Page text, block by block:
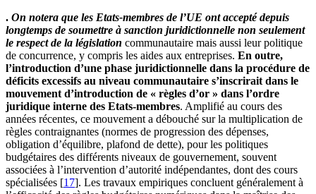
. On notera que les Etats-membres de l’UE ont accepté depuis
longtemps de soumettre à sanction juridictionnelle non seulement
le respect de la législation communautaire mais aussi leur politique
de concurrence, y compris les aides aux entreprises. En outre,
l’introduction d’une phase juridictionnelle dans la procédure de
déficits excessifs au niveau communautaire s’inscrirait dans le
mouvement d’introduction de « règles d’or » dans l’ordre
juridique interne des Etats-membres. Amplifié au cours des
années récentes, ce mouvement a débouché sur la multiplication de
règles contraignantes (normes de progression des dépenses,
obligation d’équilibre, plafond de dette), pour les politiques
budgétaires des différents niveaux de gouvernement, souvent
associées à l’intervention d’autorité indépendantes, dont des cours
spécialisées [17]. Les travaux empiriques concluent généralement à